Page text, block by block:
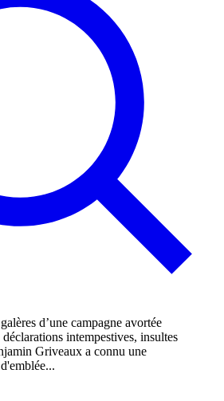
intempestives, insultes
Griveaux a connu une